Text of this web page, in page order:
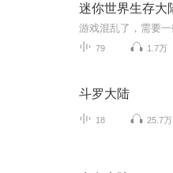
迷你世界生存大
79 1.7万
斗罗大陆
18 25.7万